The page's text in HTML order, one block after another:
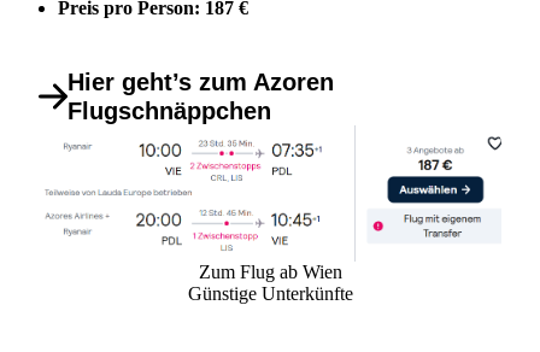
Preis pro Person: 187 €
Hier geht’s zum Azoren
Flugschnäppchen
Zum Flug ab Wien
Günstige Unterkünfte